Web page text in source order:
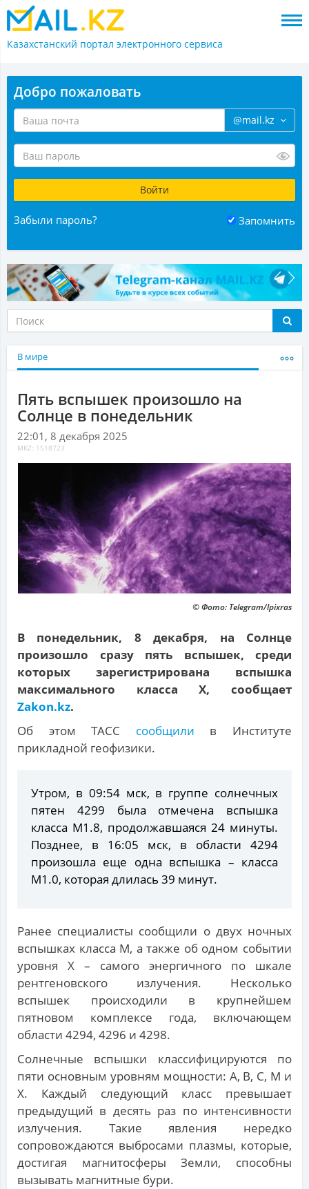
Казахстанский портал электронного сервиса
Добро пожаловать
@mail.kz
Забыли пароль? Запомнить
В мире
Пять вспышек произошло на
Солнце в понедельник
22:01, 8 декабря 2025
MKZ: 1518723
© Фото: Telegram/lpixras
В понедельник, 8 декабря, на Солнце
произошло сразу пять вспышек, среди
которых зарегистрирована вспышка
максимального класса X, сообщает
Zakon.kz.
Об этом ТАСС сообщили в Институте
прикладной геофизики.
Утром, в 09:54 мск, в группе солнечных
пятен 4299 была отмечена вспышка
класса M1.8, продолжавшаяся 24 минуты.
Позднее, в 16:05 мск, в области 4294
произошла еще одна вспышка – класса
M1.0, которая длилась 39 минут.
Ранее специалисты сообщили о двух ночных
вспышках класса M, а также об одном событии
уровня X – самого энергичного по шкале
рентгеновского излучения. Несколько
вспышек происходили в крупнейшем
пятновом комплексе года, включающем
области 4294, 4296 и 4298.
Солнечные вспышки классифицируются по
пяти основным уровням мощности: A, B, C, M и
X. Каждый следующий класс превышает
предыдущий в десять раз по интенсивности
излучения. Такие явления нередко
сопровождаются выбросами плазмы, которые,
достигая магнитосферы Земли, способны
вызывать магнитные бури.